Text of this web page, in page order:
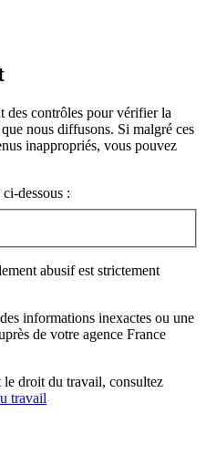
des contrôles pour vérifier la
nous diffusons. Si malgré ces
inappropriés, vous pouvez
dessous :
abusif est strictement
informations inexactes ou une
de votre agence France
le droit du travail, consultez
travail